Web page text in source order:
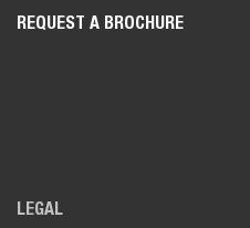
REQUEST A BROCHURE
LEGAL